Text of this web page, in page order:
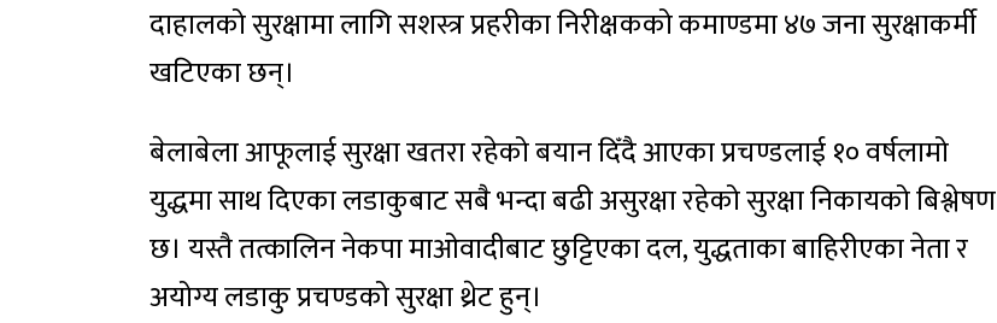
दाहालको सुरक्षामा लागि सशस्त्र प्रहरीका निरीक्षकको कमाण्डमा ४७ जना सुरक्षाकर्मी
खटिएका छन्।
बेलाबेला आफूलाई सुरक्षा खतरा रहेको बयान दिँदै आएका प्रचण्डलाई १० वर्षलामो
युद्धमा साथ दिएका लडाकुबाट सबै भन्दा बढी असुरक्षा रहेको सुरक्षा निकायको बिश्लेषण
छ। यस्तै तत्कालिन नेकपा माओवादीबाट छुट्टिएका दल, युद्धताका बाहिरीएका नेता र
अयोग्य लडाकु प्रचण्डको सुरक्षा थ्रेट हुन्।